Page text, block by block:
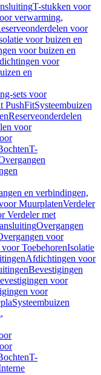
T-stukken voor
verwarming,
voor
voor buizen en
voor buizen en
voor
en
sets voor
PushFitSysteembuizen
Reserveonderdelen
voor
T-
en verbindingen,
MuurplatenVerdeler
Verdeler met
Overgangen
voor
ToebehorenIsolatie
Afdichtingen voor
Bevestigingen
voor
voor
Systeembuizen
T-